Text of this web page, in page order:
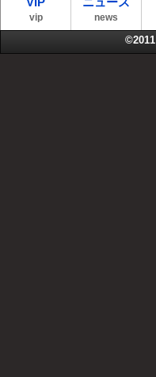
vip news
©2011